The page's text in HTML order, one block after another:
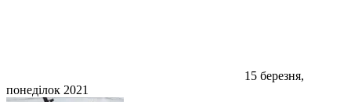
15 березня,
понеділок 2021